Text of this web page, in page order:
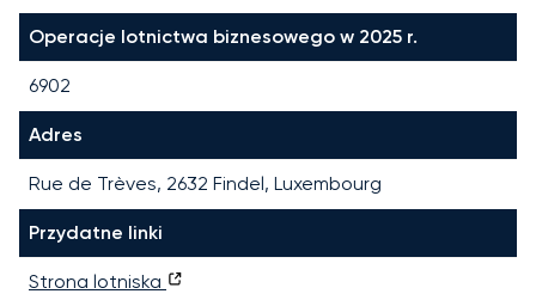
Operacje lotnictwa biznesowego w 2025 r.
6902
Adres
Rue de Trèves, 2632 Findel, Luxembourg
Przydatne linki
Strona lotniska